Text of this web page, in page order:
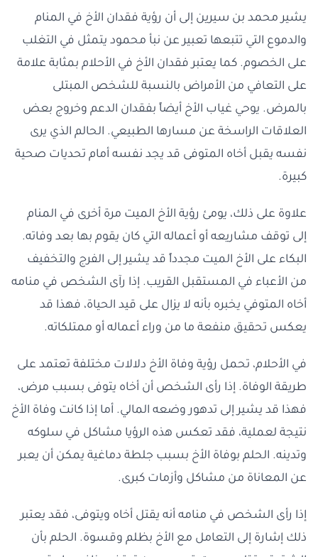
يشير محمد بن سيرين إلى أن رؤية فقدان الأخ في المنام
والدموع التي تتبعها تعبير عن نبأ محمود يتمثل في التغلب
على الخصوم. كما يعتبر فقدان الأخ في الأحلام بمثابة علامة
على التعافي من الأمراض بالنسبة للشخص المبتلى
بالمرض. يوحي غياب الأخ أيضاً بفقدان الدعم وخروج بعض
العلاقات الراسخة عن مسارها الطبيعي. الحالم الذي يرى
نفسه يقبل أخاه المتوفى قد يجد نفسه أمام تحديات صحية
كبيرة.
علاوة على ذلك، يومئ رؤية الأخ الميت مرة أخرى في المنام
إلى توقف مشاريعه أو أعماله التي كان يقوم بها بعد وفاته.
البكاء على الأخ الميت مجدداً قد يشير إلى الفرج والتخفيف
من الأعباء في المستقبل القريب. إذا رآى الشخص في منامه
أخاه المتوفي يخبره بأنه لا يزال على قيد الحياة، فهذا قد
يعكس تحقيق منفعة ما من وراء أعماله أو ممتلكاته.
في الأحلام، تحمل رؤية وفاة الأخ دلالات مختلفة تعتمد على
طريقة الوفاة. إذا رأى الشخص أن أخاه يتوفى بسبب مرض،
فهذا قد يشير إلى تدهور وضعه المالي. أما إذا كانت وفاة الأخ
نتيجة لعملية، فقد تعكس هذه الرؤيا مشاكل في سلوكه
وتدينه. الحلم بوفاة الأخ بسبب جلطة دماغية يمكن أن يعبر
عن المعاناة من مشاكل وأزمات كبرى.
إذا رأى الشخص في منامه أنه يقتل أخاه ويتوفى، فقد يعتبر
ذلك إشارة إلى التعامل مع الأخ بظلم وقسوة. الحلم بأن